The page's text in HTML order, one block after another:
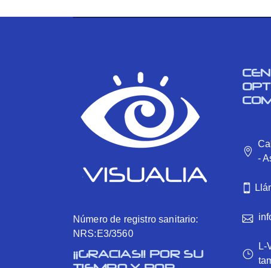
Número de registro sanitario:
NRS:E3/3560
¡¡GRACIAS!! POR SU
-
L-